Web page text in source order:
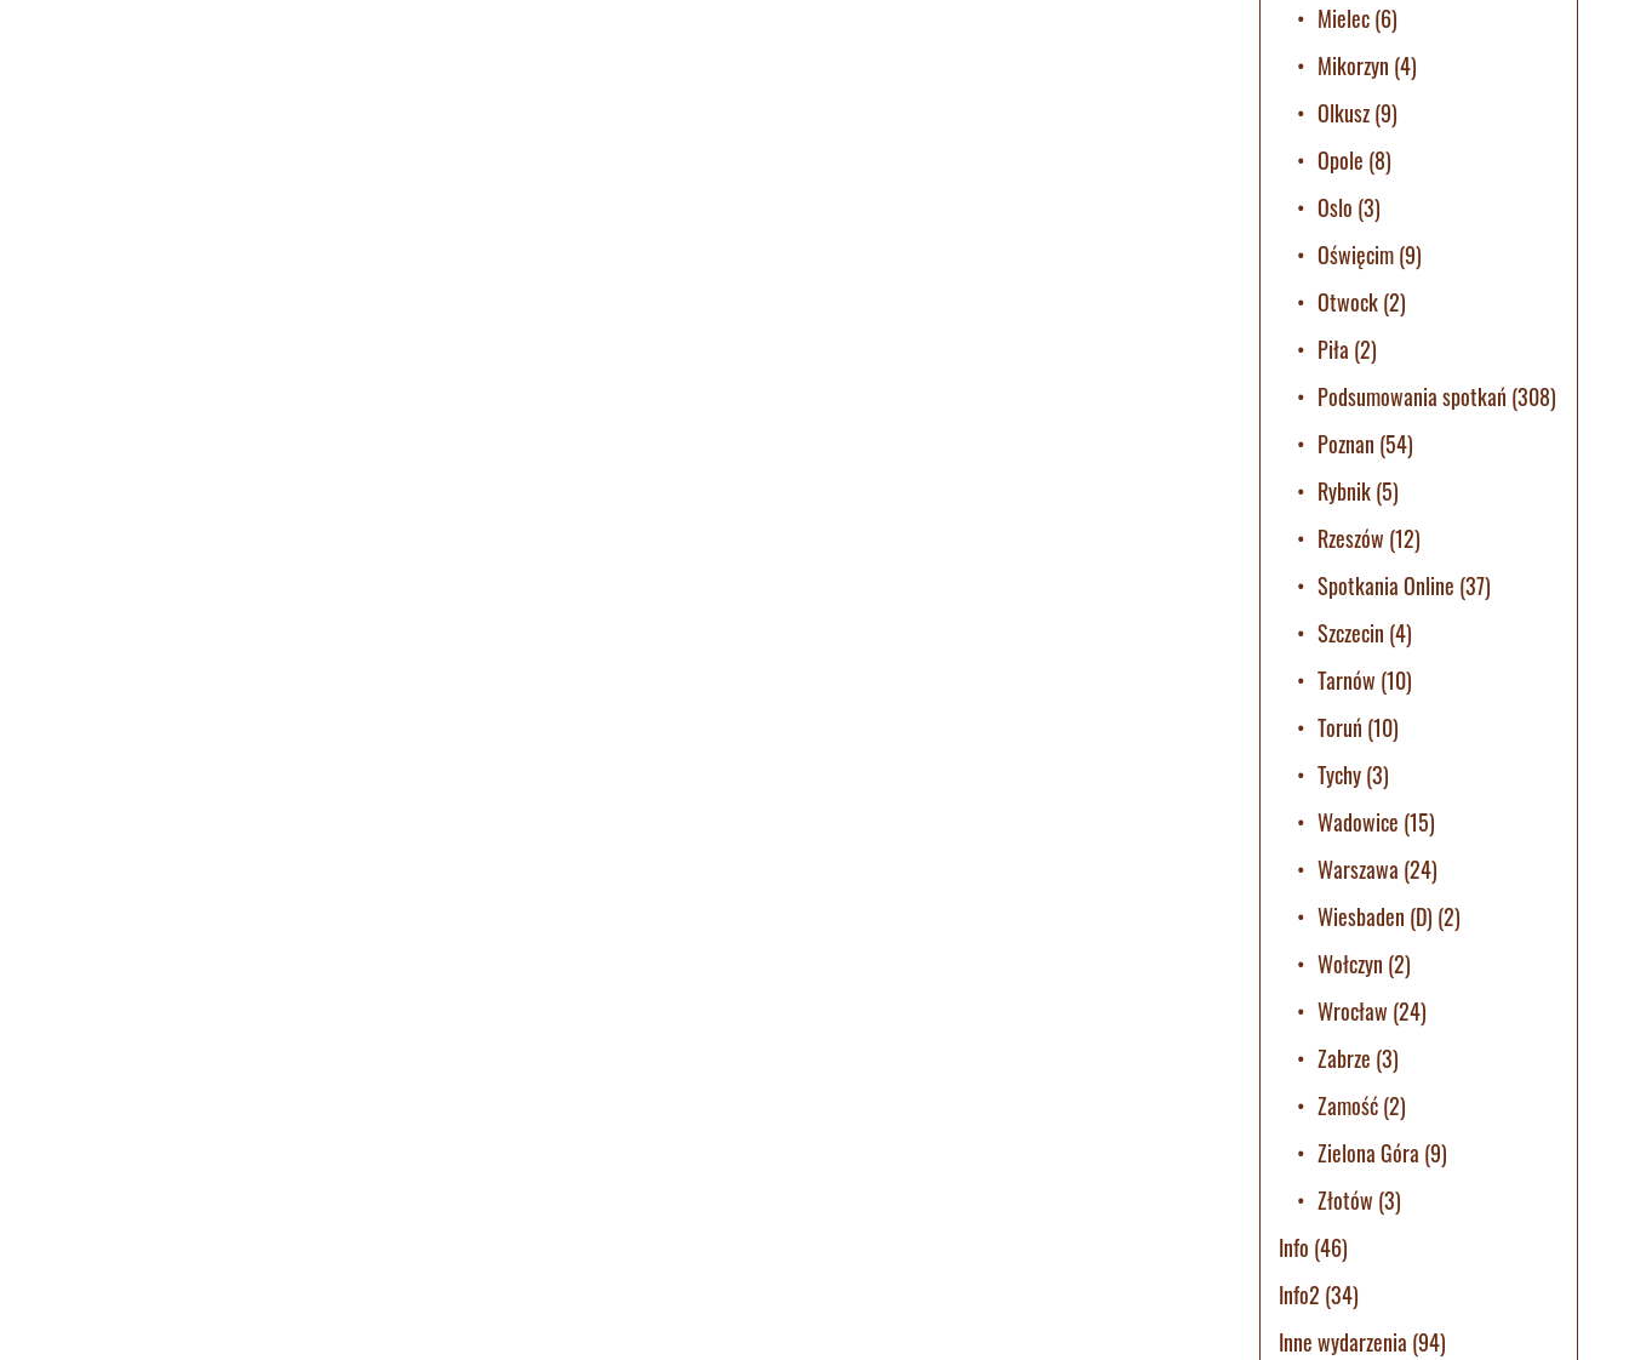
Mielec(6)
Mikorzyn (4)
Olkusz(9)
Opole (8)
Oslo (3)
Oświęcim(9)
Otwock(2)
Piła (2)
Podsumowania spotkań (308)
Poznan (54)
Rybnik(5)
Rzeszów (12)
Spotkania Online (37)
Szczecin (4)
Tarnów (10)
Toruń (10)
Tychy(3)
Wadowice (15)
Warszawa (24)
Wiesbaden (D) (2)
Wołczyn (2)
Wrocław (24)
Zabrze (3)
Zamość(2)
Zielona Góra (9)
Złotów (3)
Info (46)
Info2 (34)
Inne wydarzenia (94)